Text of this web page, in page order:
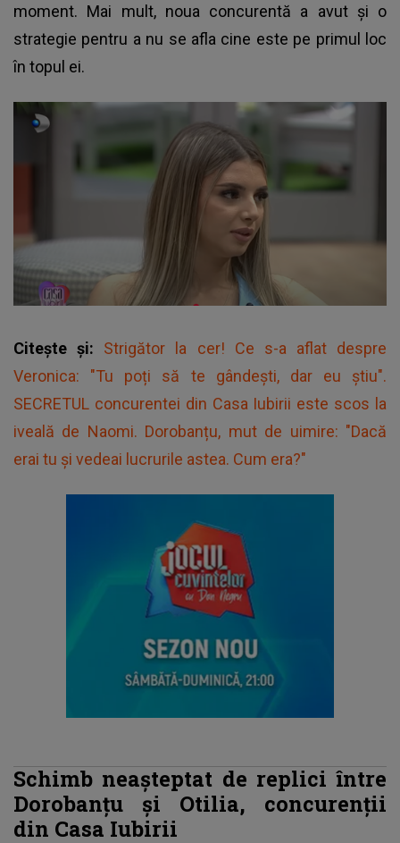
moment. Mai mult, noua concurentă a avut și o
strategie pentru a nu se afla cine este pe primul loc
în topul ei.
Citește și: Strigător la cer! Ce s-a aflat despre
Veronica: "Tu poți să te gândești, dar eu știu".
SECRETUL concurentei din Casa Iubirii este scos la
iveală de Naomi. Dorobanțu, mut de uimire: "Dacă
erai tu și vedeai lucrurile astea. Cum era?"
Schimb neașteptat de replici între
Dorobanțu și Otilia, concurenții
din Casa Iubirii